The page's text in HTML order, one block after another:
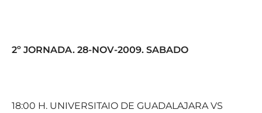
2º JORNADA. 28-NOV-2009. SABADO
18:00 H. UNIVERSITAIO DE GUADALAJARA VS